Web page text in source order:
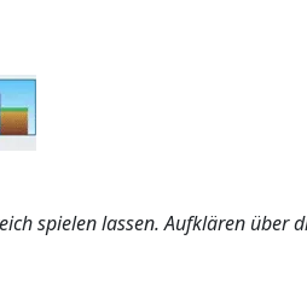
spielen lassen. Aufklären